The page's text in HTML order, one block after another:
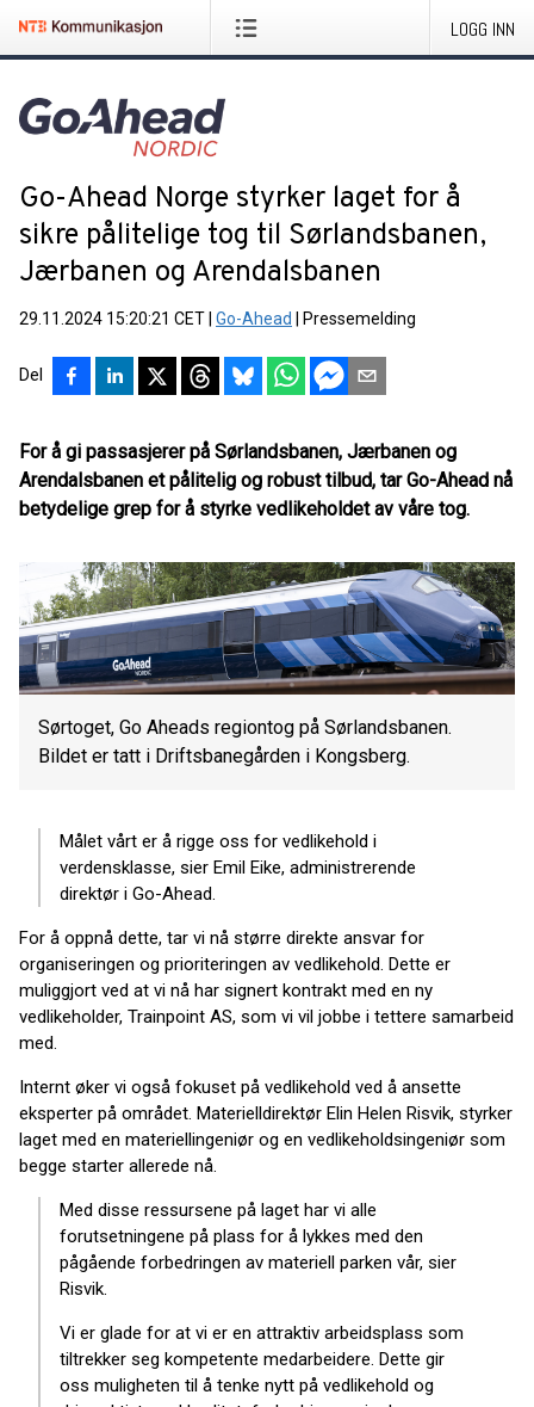
LOGG INN
Go-Ahead Norge styrker laget for å
sikre pålitelige tog til Sørlandsbanen,
Jærbanen og Arendalsbanen
29.11.2024 15:20:21 CET Go-Ahead Pressemelding
Del
For å gi passasjerer på Sørlandsbanen, Jærbanen og
Arendalsbanen et pålitelig og robust tilbud, tar Go-Ahead nå
betydelige grep for å styrke vedlikeholdet av våre tog.
Sørtoget, Go Aheads regiontog på Sørlandsbanen.
Bildet er tatt i Driftsbanegården i Kongsberg.
Målet vårt er å rigge oss for vedlikehold i
verdensklasse, sier Emil Eike, administrerende
direktør i Go-Ahead.
For å oppnå dette, tar vi nå større direkte ansvar for
organiseringen og prioriteringen av vedlikehold. Dette er
muliggjort ved at vi nå har signert kontrakt med en ny
vedlikeholder, Trainpoint AS, som vi vil jobbe i tettere samarbeid
med.
Internt øker vi også fokuset på vedlikehold ved å ansette
eksperter på området. Materielldirektør Elin Helen Risvik, styrker
laget med en materiellingeniør og en vedlikeholdsingeniør som
begge starter allerede nå.
Med disse ressursene på laget har vi alle
forutsetningene på plass for å lykkes med den
pågående forbedringen av materiell parken vår, sier
Risvik.
Vi er glade for at vi er en attraktiv arbeidsplass som
tiltrekker seg kompetente medarbeidere. Dette gir
oss muligheten til å tenke nytt på vedlikehold og